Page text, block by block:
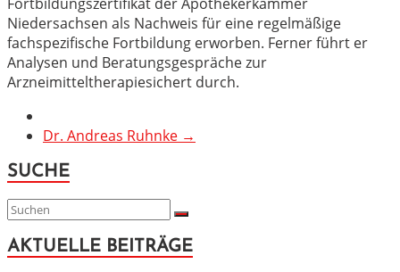
Niedersachsen als Nachweis für eine regelmäßige
fachspezifische Fortbildung erworben. Ferner führt er
Analysen und Beratungsgespräche zur
Arzneimitteltherapiesichert durch.
Dr. Andreas Ruhnke →
SUCHE
AKTUELLE BEITRÄGE